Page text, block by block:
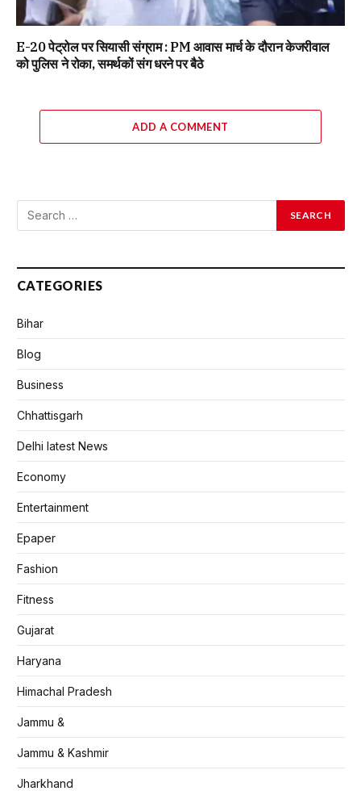
E-20 पेट्रोल पर सियासी संग्राम : PM आवास मार्च के दौरान केजरीवाल
को पुलिस ने रोका, समर्थकों संग धरने पर बैठे
ADD A COMMENT
CATEGORIES
Bihar
Blog
Business
Chhattisgarh
Delhi latest News
Economy
Entertainment
Epaper
Fashion
Fitness
Gujarat
Haryana
Himachal Pradesh
Jammu &
Jammu & Kashmir
Jharkhand